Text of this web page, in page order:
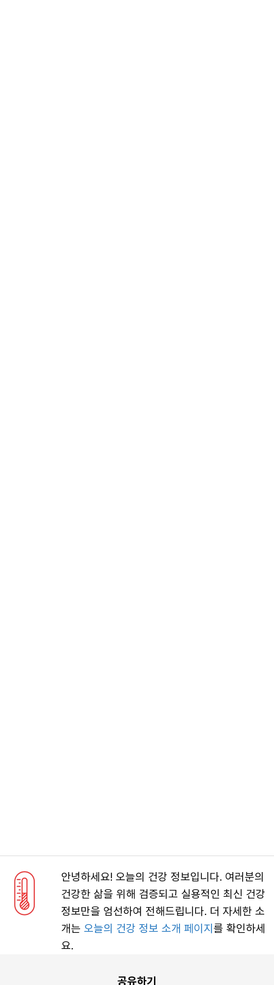
안녕하세요! 오늘의 건강 정보입니다. 여러분의
건강한 삶을 위해 검증되고 실용적인 최신 건강
정보만을 엄선하여 전해드립니다. 더 자세한 소
개는 오늘의 건강 정보 소개 페이지 를 확인하세
요.
공유하기